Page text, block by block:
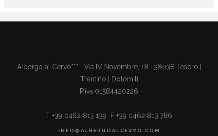
Albergo al Cervo*** Via IV Novembre, 18 | 38038 Tesero |
Trentino | Dolomiti
P.iva 01584420226
T +39 0462 813 139 F +39 0462 813 786
INFO@ALBERGOALCERVO.COM